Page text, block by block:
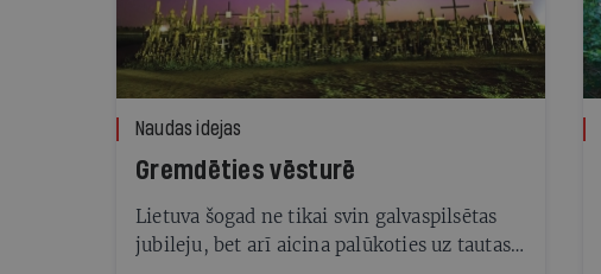
Naudas idejas
Gremdēties vēsturē
Lietuva šogad ne tikai svin galvaspilsētas
jubileju, bet arī aicina palūkoties uz tautas